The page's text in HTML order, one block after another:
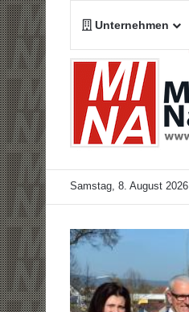
Unternehmen
Samstag, 8. August 2026